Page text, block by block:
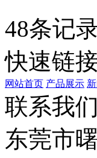
48条记
快速链
网站首页 产品展示
联系我们
东莞市